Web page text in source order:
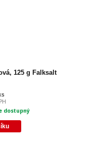
125 g Falksalt
dostupný